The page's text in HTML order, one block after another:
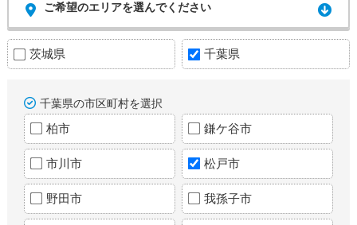
ご希望のエリアを選んでください
茨城県 千葉県
千葉県の市区町村を選択
柏市 鎌ケ谷市
市川市 松戸市
野田市 我孫子市